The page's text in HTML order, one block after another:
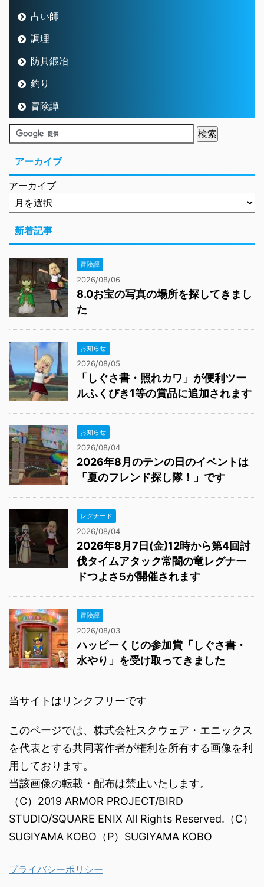
占い師
調理
防具鍛冶
釣り
冒険譚
アーカイブ
アーカイブ
新着記事
冒険譚
2026/08/06
8.0お宝の写真の場所を探してきまし
た
お知らせ
2026/08/05
「しぐさ書・照れカワ」が便利ツー
ルふくびき1等の賞品に追加されます
お知らせ
2026/08/04
2026年8月のテンの日のイベントは
「夏のフレンド探し隊！」です
レグナード
2026/08/04
2026年8月7日(金)12時から第4回討
伐タイムアタック常闇の竜レグナー
ドつよさ5が開催されます
冒険譚
2026/08/03
ハッピーくじの参加賞「しぐさ書・
水やり」を受け取ってきました
当サイトはリンクフリーです
このページでは、株式会社スクウェア・エニックス
を代表とする共同著作者が権利を所有する画像を利
用しております。
当該画像の転載・配布は禁止いたします。
（C）2019 ARMOR PROJECT/BIRD
STUDIO/SQUARE ENIX All Rights Reserved.（C）
SUGIYAMA KOBO（P）SUGIYAMA KOBO
プライバシーポリシー